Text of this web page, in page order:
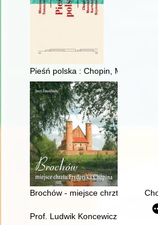
Pieśń polska : Chopin,
Brochów - miejsce chrztu
Prof. Ludwik Koncewicz (1790-